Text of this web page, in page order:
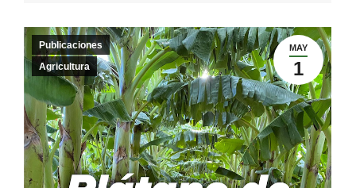
MAY
1
Publicaciones
Agricultura